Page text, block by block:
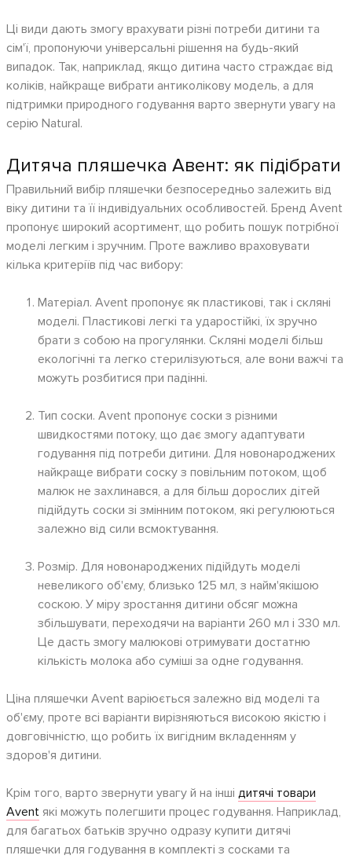
Ці види дають змогу врахувати різні потреби дитини та
сім'ї, пропонуючи універсальні рішення на будь-який
випадок. Так, наприклад, якщо дитина часто страждає від
коліків, найкраще вибрати антиколікову модель, а для
підтримки природного годування варто звернути увагу на
серію Natural.
Дитяча пляшечка Авент: як підібрати
Правильний вибір пляшечки безпосередньо залежить від
віку дитини та її індивідуальних особливостей. Бренд Avent
пропонує широкий асортимент, що робить пошук потрібної
моделі легким і зручним. Проте важливо враховувати
кілька критеріїв під час вибору:
Матеріал. Avent пропонує як пластикові, так і скляні
моделі. Пластикові легкі та ударостійкі, їх зручно
брати з собою на прогулянки. Скляні моделі більш
екологічні та легко стерилізуються, але вони важчі та
можуть розбитися при падінні.
Тип соски. Avent пропонує соски з різними
швидкостями потоку, що дає змогу адаптувати
годування під потреби дитини. Для новонароджених
найкраще вибрати соску з повільним потоком, щоб
малюк не захлинався, а для більш дорослих дітей
підійдуть соски зі змінним потоком, які регулюються
залежно від сили всмоктування.
Розмір. Для новонароджених підійдуть моделі
невеликого об'єму, близько 125 мл, з найм'якішою
соскою. У міру зростання дитини обсяг можна
збільшувати, переходячи на варіанти 260 мл і 330 мл.
Це дасть змогу малюкові отримувати достатню
кількість молока або суміші за одне годування.
Ціна пляшечки Avent варіюється залежно від моделі та
об'єму, проте всі варіанти вирізняються високою якістю і
довговічністю, що робить їх вигідним вкладенням у
здоров'я дитини.
Крім того, варто звернути увагу й на інші дитячі товари
Avent які можуть полегшити процес годування. Наприклад,
для багатьох батьків зручно одразу купити дитячі
пляшечки для годування в комплекті з сосками та